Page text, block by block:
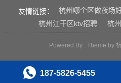
务。我们深
友情链接： 杭州哪个区做夜场
杭州江干区ktv招聘
杭
Powered By . Theme by
187-5826-5455